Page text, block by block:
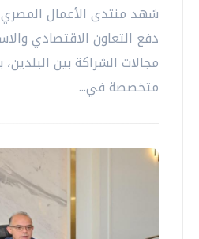
شهد منتدى الأعمال
دفع التعاون الاقتصادي
مجالات الشراكة بين البلدين،
متخصصة في...